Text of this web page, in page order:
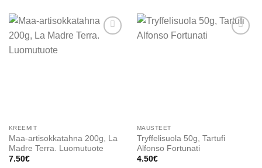
KREEMIT
Maa-artisokkatahna 200g, La
Madre Terra. Luomutuote
7.50€
MAUSTEET
Tryffelisuola 50g, Tartufi
Alfonso Fortunati
4.50€